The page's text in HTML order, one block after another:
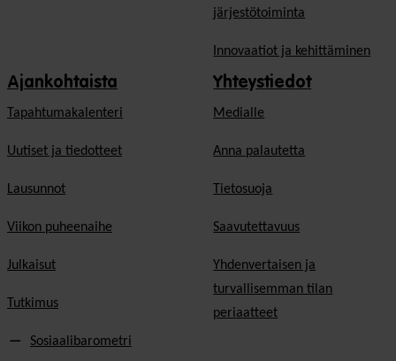
järjestötoiminta
Innovaatiot ja kehittäminen
Ajankohtaista
Tapahtumakalenteri
Uutiset ja tiedotteet
Lausunnot
Viikon puheenaihe
Julkaisut
Tutkimus
Sosiaalibarometri
Yhteystiedot
Medialle
Anna palautetta
Tietosuoja
Saavutettavuus
Yhdenvertaisen ja
turvallisemman tilan
periaatteet